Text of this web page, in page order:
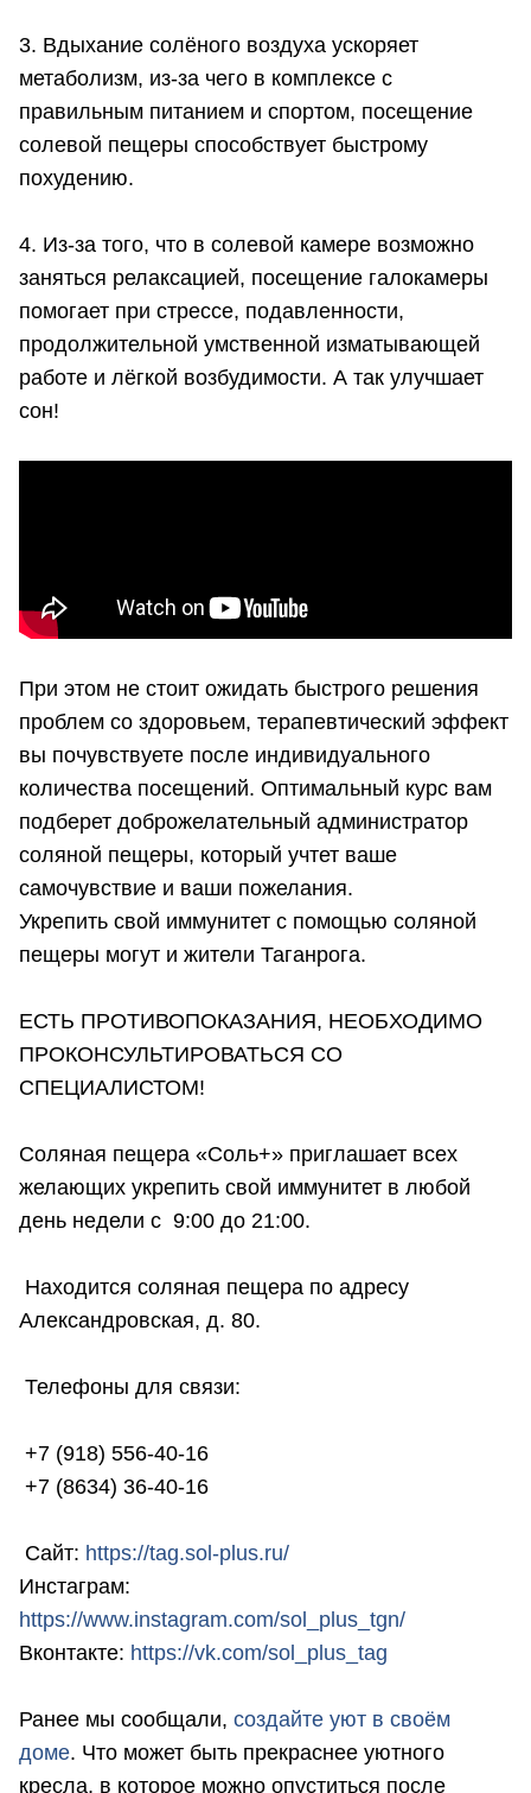
3. Вдыхание солёного воздуха ускоряет
метаболизм, из-за чего в комплексе с
правильным питанием и спортом, посещение
солевой пещеры способствует быстрому
похудению.
4. Из-за того, что в солевой камере возможно
заняться релаксацией, посещение галокамеры
помогает при стрессе, подавленности,
продолжительной умственной изматывающей
работе и лёгкой возбудимости. А так улучшает
сон!
При этом не стоит ожидать быстрого решения
проблем со здоровьем, терапевтический эффект
вы почувствуете после индивидуального
количества посещений. Оптимальный курс вам
подберет доброжелательный администратор
соляной пещеры, который учтет ваше
самочувствие и ваши пожелания.
Укрепить свой иммунитет с помощью соляной
пещеры могут и жители Таганрога.
ЕСТЬ ПРОТИВОПОКАЗАНИЯ, НЕОБХОДИМО
ПРОКОНСУЛЬТИРОВАТЬСЯ СО
СПЕЦИАЛИСТОМ!
Соляная пещера «Соль+» приглашает всех
желающих укрепить свой иммунитет в любой
день недели с 9:00 до 21:00.
Находится соляная пещера по адресу
Александровская, д. 80.
Телефоны для связи:
+7 (918) 556-40-16
+7 (8634) 36-40-16
Сайт: https://tag.sol-plus.ru/
Инстаграм:
https://www.instagram.com/sol_plus_tgn/
Вконтакте: https://vk.com/sol_plus_tag
Ранее мы сообщали, создайте уют в своём
доме. Что может быть прекраснее уютного
кресла, в которое можно опуститься после